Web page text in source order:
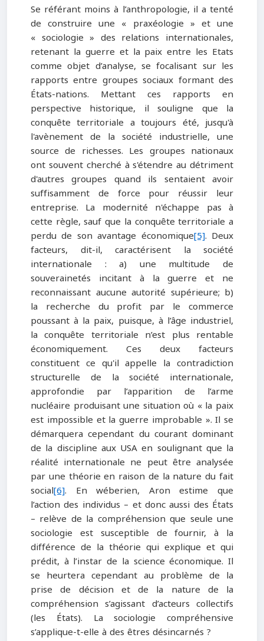
Se référant moins à l’anthropologie, il a tenté
de construire une « praxéologie » et une
« sociologie » des relations internationales,
retenant la guerre et la paix entre les Etats
comme objet d’analyse, se focalisant sur les
rapports entre groupes sociaux formant des
États-nations. Mettant ces rapports en
perspective historique, il souligne que la
conquête territoriale a toujours été, jusqu'à
l'avènement de la société industrielle, une
source de richesses. Les groupes nationaux
ont souvent cherché à s'étendre au détriment
d'autres groupes quand ils sentaient avoir
suffisamment de force pour réussir leur
entreprise. La modernité n'échappe pas à
cette règle, sauf que la conquête territoriale a
perdu de son avantage économique[5]. Deux
facteurs, dit-il, caractérisent la société
internationale : a) une multitude de
souverainetés incitant à la guerre et ne
reconnaissant aucune autorité supérieure; b)
la recherche du profit par le commerce
poussant à la paix, puisque, à l’âge industriel,
la conquête territoriale n’est plus rentable
économiquement. Ces deux facteurs
constituent ce qu'il appelle la contradiction
structurelle de la société internationale,
approfondie par l’apparition de l’arme
nucléaire produisant une situation où « la paix
est impossible et la guerre improbable ». Il se
démarquera cependant du courant dominant
de la discipline aux USA en soulignant que la
réalité internationale ne peut être analysée
par une théorie en raison de la nature du fait
social[6]. En wéberien, Aron estime que
l’action des individus – et donc aussi des États
– relève de la compréhension que seule une
sociologie est susceptible de fournir, à la
différence de la théorie qui explique et qui
prédit, à l’instar de la science économique. Il
se heurtera cependant au problème de la
prise de décision et de la nature de la
compréhension s’agissant d’acteurs collectifs
(les États). La sociologie compréhensive
s’applique-t-elle à des êtres désincarnés ?